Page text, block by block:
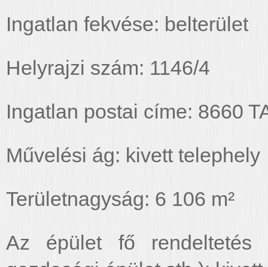
Ingatlan fekvése: belterület
Helyrajzi szám: 1146/4
Ingatlan postai címe: 8660
Művelési ág: kivett telephely
Területnagyság: 6 106 m²
Az épület fő rendeltetés